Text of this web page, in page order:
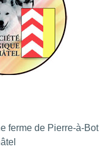
ferme de Pierre-à-Bot